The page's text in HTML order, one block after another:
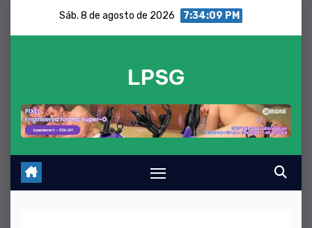
Sáb. 8 de agosto de 2026 7:34:10 PM
LPSG